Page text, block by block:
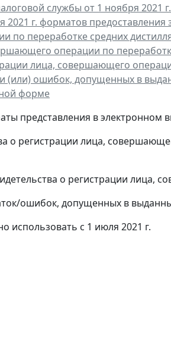
службы от 1 ноября 2021
г. форматов
по переработке средних
операции по
лица, совершающего
(или) ошибок, допущенных в
форме
представления в электронном
о регистрации лица,
о регистрации
ошибок, допущенных в
использовать с 1 июля 2021 г.